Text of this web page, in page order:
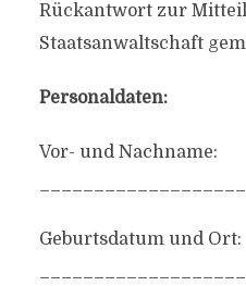
Rückantwort zur
Staatsanwaltschaft
Personaldaten:
Vor- und Nachname:
Geburtsdatum und Ort: